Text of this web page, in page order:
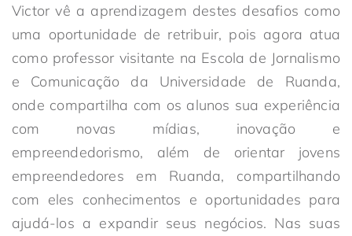
Victor vê a aprendizagem destes desafios como
uma oportunidade de retribuir, pois agora atua
como professor visitante na Escola de Jornalismo
e Comunicação da Universidade de Ruanda,
onde compartilha com os alunos sua experiência
com novas mídias, inovação e
empreendedorismo, além de orientar jovens
empreendedores em Ruanda, compartilhando
com eles conhecimentos e oportunidades para
ajudá-los a expandir seus negócios. Nas suas